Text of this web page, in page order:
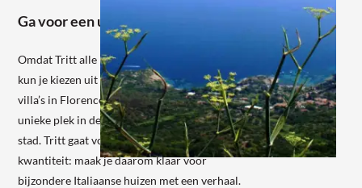
Ga voor een uniek vakantieverblijf
Omdat Tritt alle mooie plekjes in Toscane kent,
kun je kiezen uit een exclusief aanbod van
villa’s in Florence. Zo vier jij je vakantie op een
unieke plek in de prachtige omgeving van de
stad. Tritt gaat voor kwaliteit in plaats van
kwantiteit: maak je daarom klaar voor
bijzondere Italiaanse huizen met een verhaal.